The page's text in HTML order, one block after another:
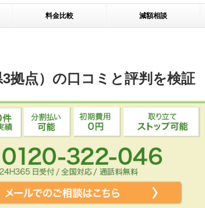
料金比較 減額相談
拠点）の口コミと評判を検証